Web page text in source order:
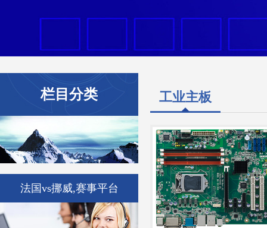
栏目分类
法国vs挪威,赛事平台
工业主板